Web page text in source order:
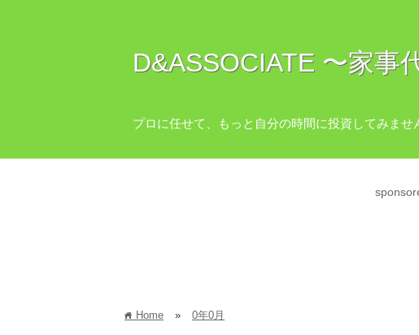
D&ASSOCIATE 〜家事
プロに任せて、もっと自分の時間に投資してみませ
home Home » 0年0月